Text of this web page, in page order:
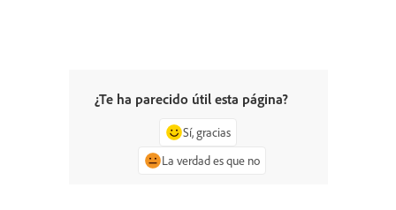
¿Te ha parecido útil esta página?
Sí, gracias
La verdad es que no